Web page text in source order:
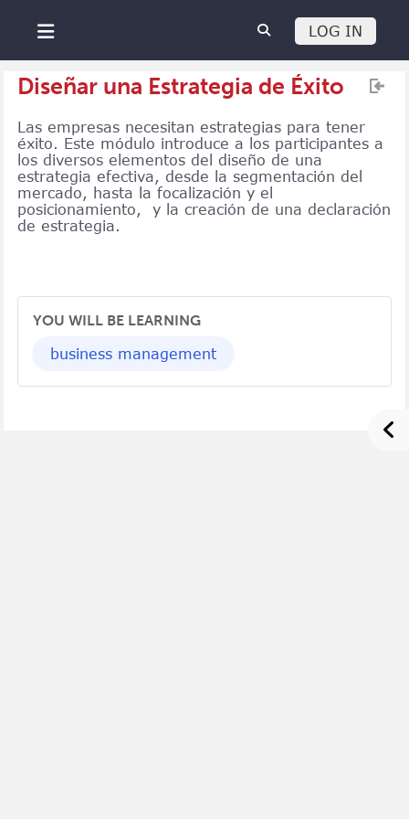
LOG IN
Diseñar una Estrategia de Éxito
Las empresas necesitan estrategias para tener
éxito. Este módulo introduce a
los participantes a
los diversos elementos del diseño de una
estrategia efectiva, desde la segmentación del
mercado, hasta la focalización y el
posicionamiento,
y la creación de una declaración
de estrategia.
YOU WILL BE LEARNING
business management